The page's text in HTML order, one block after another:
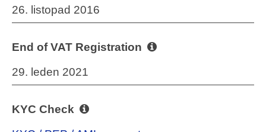
26. listopad 2016
End of VAT Registration
29. leden 2021
KYC Check